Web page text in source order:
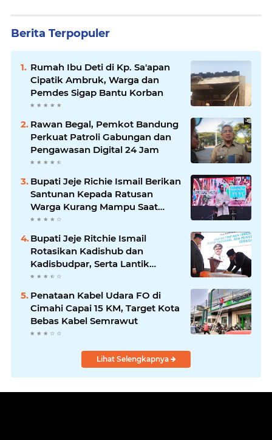
Berita Terpopuler
Rumah Ibu Deti di Kp. Sa'apan
Cipatik Ambruk, Warga dan
Pemdes Sigap Bantu Korban
Rawan Begal, Pemkot Bandung
Perkuat Patroli Gabungan dan
Pengawasan Digital 24 Jam
Bupati Jeje Richie Ismail Berikan
Santunan Kepada Ratusan
Warga Kurang Mampu Saat
Acara "JAJARANS FESTIVAL" di
Kota Baru Parahyangan
Bupati Jeje Ritchie Ismail
Rotasikan Kadishub dan
Kadisbudpar, Serta Lantik
Penataan Kabel Udara FO di
Cimahi Capai 15 KM, Target Kota
Bebas Kabel Semrawut
Lihat Selengkapnya